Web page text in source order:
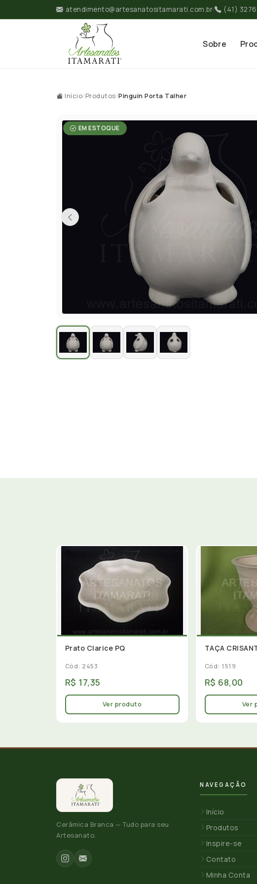
atendimento@artesanatositamarati.com.br| (41)
Sobre
Início/Produtos/Pinguin Porta Talher
EM ESTOQUE
Prato Clarice PQ
Cód: 2453
R$ 17,35
Ver produto
TAÇA
Cód: 1519
R$ 68,00
Ver
Cerâmica Branca — Tudo para seu
Artesanato.
NAVEGAÇÃO
Início
Produtos
Inspire-se
Contato
Minha Conta